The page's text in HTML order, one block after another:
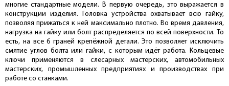
многие стандартные модели. В первую очередь, это выражается в
конструкции изделия. Головка устройства охватывает всю гайку,
позволяя прижаться к ней максимально плотно. Во время давления,
нагрузка на гайку или болт распределяется по всей поверхности. То
есть, на все 6 граней крепёжной детали. Это позволяет исключить
смятие углов болта или гайки, с которым идёт работа. Кольцевые
ключи применяются в слесарных мастерских, автомобильных
мастерских, промышленных предприятиях и производствах при
работе со станками.